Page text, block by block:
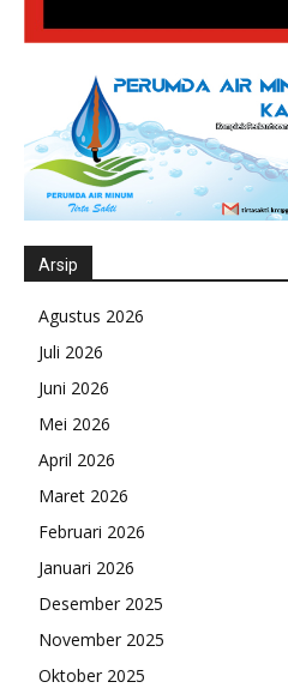
Arsip
Agustus 2026
Juli 2026
Juni 2026
Mei 2026
April 2026
Maret 2026
Februari 2026
Januari 2026
Desember 2025
November 2025
Oktober 2025